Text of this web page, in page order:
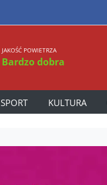
JAKOŚĆ POWIETRZA
Bardzo dobra
SPORT KULTURA